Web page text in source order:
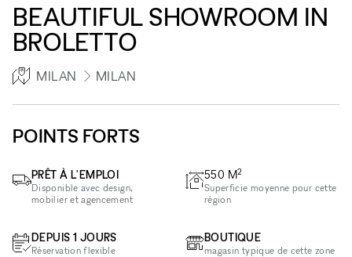
BEAUTIFUL SHOWROOM IN
BROLETTO
MILAN MILAN
POINTS FORTS
PRÊT À L'EMPLOI
Disponible avec design,
mobilier et agencement
DEPUIS 1 JOURS
Réservation flexible
550 M2
Superficie moyenne pour cette
région
BOUTIQUE
magasin typique de cette zone